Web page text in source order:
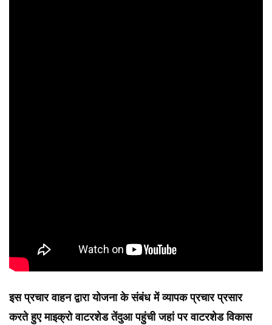
इस प्रचार वाहन द्वारा योजना के संबंध में व्यापक प्रचार प्रसार
करते हुए माइक्रो वाटरशेड तेंदुआ पहुंची जहां पर वाटरशेड विकास